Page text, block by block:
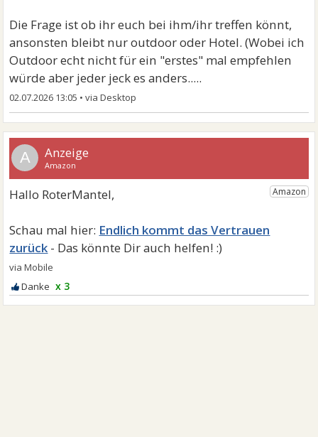
Die Frage ist ob ihr euch bei ihm/ihr treffen könnt,
ansonsten bleibt nur outdoor oder Hotel. (Wobei ich
Outdoor echt nicht für ein "erstes" mal empfehlen
würde aber jeder jeck es anders.....
02.07.2026 13:05 •
A
Endlich kommt das Vertrauen
zurück
x 3